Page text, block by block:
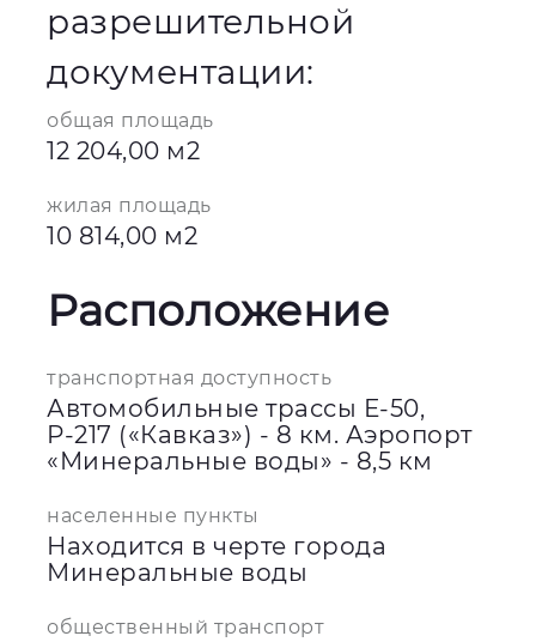
разрешительной
документации:
общая площадь
12 204,00 м2
жилая площадь
10 814,00 м2
Расположение
транспортная доступность
Автомобильные трассы Е-50,
Р-217 («Кавказ») - 8 км. Аэропорт
«Минеральные воды» - 8,5 км
населенные пункты
Находится в черте города
Минеральные воды
общественный транспорт